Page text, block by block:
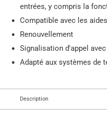
entrées, y compris la
Compatible avec les
Renouvellement
Signalisation d'appel
Adapté aux systèmes de
Description